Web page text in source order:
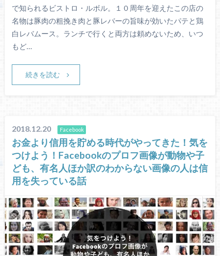
で知られるビストロ・ルボル。１０周年を迎えたこの店の
名物は豚肉の粗挽き肉と豚レバーの旨味が効いたパテと鶏
白レバムース。ランチで行くと両方は頼めないため、いつ
もど…
続きを読む
2018.12.20 Facebook
お金より信用を貯める時代がやってきた！気を
つけよう！Facebookのプロフ画像が動物や子
ども、有名人ほか訳のわからない画像の人は信
用を失っている話